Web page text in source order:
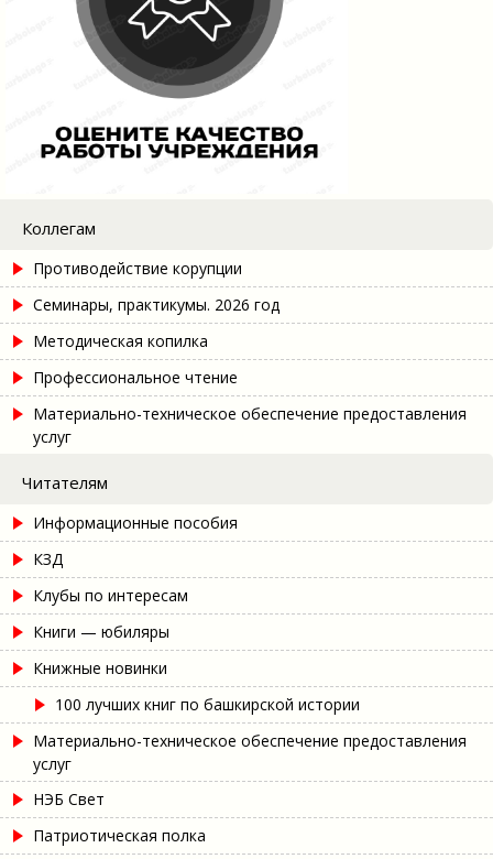
Коллегам
Противодействие корупции
Семинары, практикумы. 2026 год
Методическая копилка
Профессиональное чтение
Материально-техническое обеспечение предоставления
услуг
Читателям
Информационные пособия
КЗД
Клубы по интересам
Книги — юбиляры
Книжные новинки
100 лучших книг по башкирской истории
Материально-техническое обеспечение предоставления
услуг
НЭБ Свет
Патриотическая полка